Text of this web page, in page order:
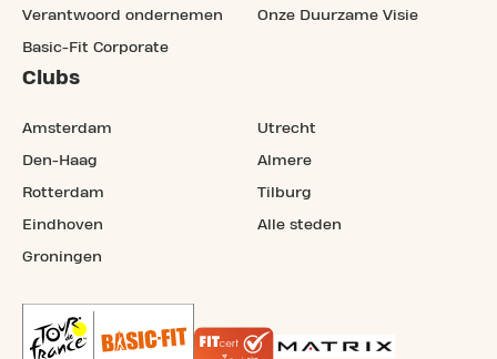
Verantwoord ondernemen
Basic-Fit Corporate
Onze Duurzame Visie
Clubs
Amsterdam
Den-Haag
Rotterdam
Eindhoven
Groningen
Utrecht
Almere
Tilburg
Alle steden